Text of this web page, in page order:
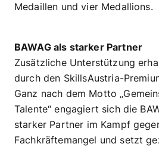
Medaillen und vier Medallions.
BAWAG als starker Partner
Zusätzliche Unterstützung
durch den SkillsAustria-
Ganz nach dem Motto
Talente“ engagiert sich die
starker Partner im Kampf
Fachkräftemangel und setzt